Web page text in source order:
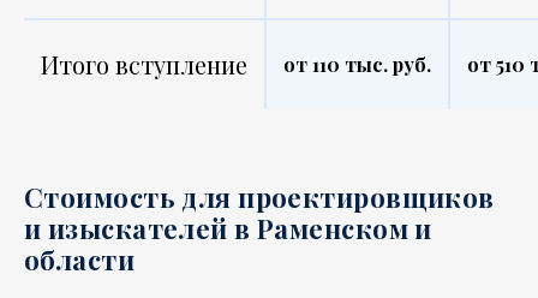
Итого вступление от 110 тыс. руб. от 510
Стоимость для проектировщиков
и изыскателей в Раменском и
области